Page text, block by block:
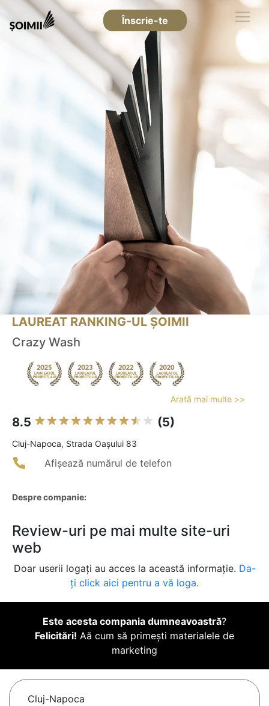
Înscrie-te
LAUREAT RANKING-UL ȘOIMII
Crazy Wash
Arată mai multe >>
8.5 (5)
Cluj-Napoca, Strada Oașului 83
Afișează numărul de telefon
Despre companie:
Review-uri pe mai multe site-uri
web
Doar userii logați au acces la această informație. Da-
ți click aici pentru a vă loga.
Este acesta compania dumneavoastră?
Felicitări! Aă cum să primești materialele de
marketing
Cluj-Napoca